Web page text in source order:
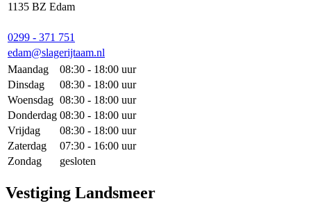
1135 BZ Edam
0299 - 371 751
edam@slagerijtaam.nl
Maandag
08:30 - 18:00 uur
Dinsdag
08:30 - 18:00 uur
Woensdag 08:30 - 18:00 uur
Donderdag 08:30 - 18:00 uur
Vrijdag
08:30 - 18:00 uur
Zaterdag
07:30 - 16:00 uur
Zondag
gesloten
Vestiging Landsmeer